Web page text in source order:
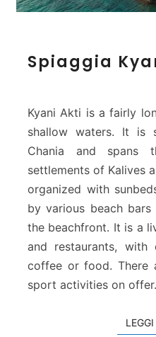
Spiaggia
Kyani Akti is a fairly
shallow waters. It is
Chania and spans
settlements of Kalives
organized with
by various beach
the beachfront. It is a
and restaurants, with
coffee or food. There
sport activities on